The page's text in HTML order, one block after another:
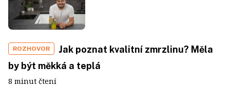
ROZHOVOR
Jak poznat kvalitní zmrzlinu? Měla
by být měkká a teplá
8 minut čtení